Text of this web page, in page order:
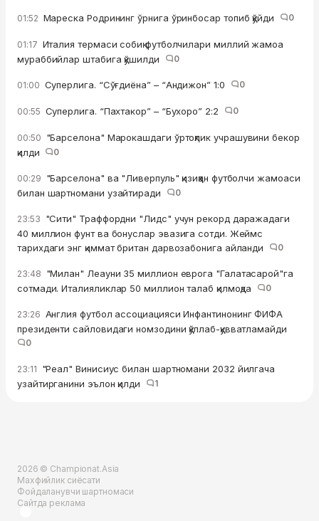
01:52 Мареска Родрининг ўрнига ўринбосар топиб қўйди 0
01:17 Италия термаси собиқ футболчилари миллий жамоа
мураббийлар штабига қўшилди
0
01:00 Суперлига. “Сўғдиёна” – “Андижон” 1:0 0
00:55 Суперлига. “Пахтакор” – “Бухоро” 2:2 0
00:50 "Барселона" Марокашдаги ўртоқлик учрашувини бекор
қилди
0
00:29 "Барселона" ва "Ливерпуль" қизиққан футболчи жамоаси
билан шартномани узайтиради
0
23:53 "Сити" Траффордни "Лидс" учун рекорд даражадаги
40 миллион фунт ва бонуслар эвазига сотди. Жеймс
тарихдаги энг қиммат британ дарвозабонига айланди
0
23:48 "Милан" Леауни 35 миллион еврога "Галатасарой"га
сотмади. Италияликлар 50 миллион талаб қилмоқда
0
23:26 Англия футбол ассоциацияси Инфантинонинг ФИФА
президенти сайловидаги номзодини қўллаб-қувватламайди
0
23:11 "Реал" Винисиус билан шартномани 2032 йилгача
узайтирганини эълон қилди
1
2026 © Championat.Asia
Махфийлик сиёсати
Фойдаланувчи шартномаси
Сайтда реклама